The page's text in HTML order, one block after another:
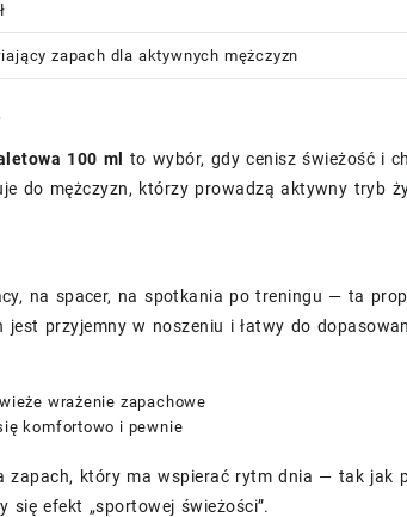
zapach dla aktywnych mężczyzn
100 ml to wybór, gdy cenisz świeżość i
do mężczyzn, którzy prowadzą aktywny tryb
na spacer, na spotkania po treningu — ta
przyjemny w noszeniu i łatwy do
wrażenie zapachowe
komfortowo i pewnie
zapach, który ma wspierać rytm dnia — tak jak
efekt „sportowej świeżości”.